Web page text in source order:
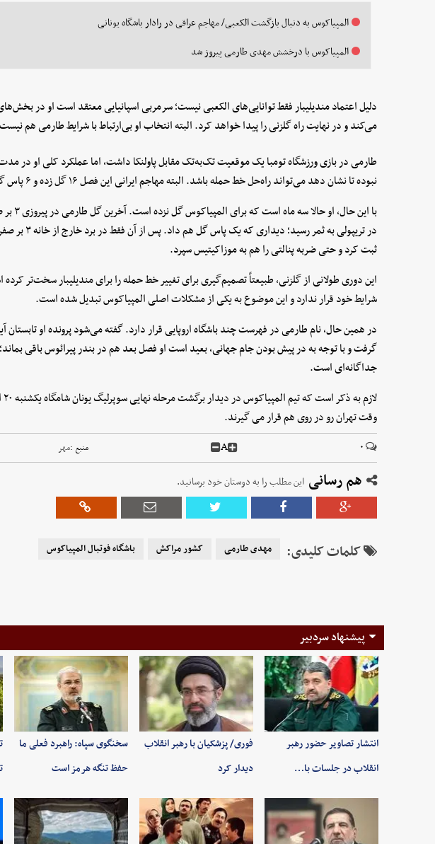
المپیاکوس به دنبال بازگشت الکعبی/ مهاجم عراقی در رادار باشگاه یونانی
المپیاکوس با درخشش مهدی طارمی پیروز شد
دلیل اعتماد مندیلیبار فقط توانایی‌های الکعبی نیست؛ سرمربی اسپانیایی معتقد است او در
می‌کند و در نهایت راه گلزنی را پیدا خواهد کرد. البته انتخاب او بی‌ارتباط با شرایط طارمی هم
طارمی در بازی ورزشگاه تومبا یک موقعیت تک‌به‌تک مقابل پاولنکا داشت، اما عملکرد کلی او در
نبوده تا نشان دهد می‌تواند راه‌حل خط حمله باشد. البته مهاجم ایرانی این فصل ۱۶ گل زده و ۶ پاس گل هم داده است.
با این
در تریپولی به ثمر
ثبت کرد و حتی ضربه پنالتی را هم به موزاکیتیس سپرد.
این دوری طولانی از گلزنی، طبیعتاً تصمیم‌گیری برای تغییر خط حمله را برای مندیلیبار سخت‌تر
شرایط خود قرار ندارد و این موضوع به یکی از مشکلات اصلی المپیاکوس تبدیل شده است.
در همین حال، نام طارمی در فهرست چند باشگاه اروپایی قرار دارد. گفته می‌شود پرونده او تابستان
گرفت و با توجه به در پیش بودن جام جهانی، بعید است او فصل بعد هم در بندر پیرائوس باقی
جداگانه‌ای است.
وقت تهران رو در روی هم قرار می گیرند.
۰ A منبع :مهر
هم رسانی این مطلب را به دوستان خود برسانید.
کلمات کلیدی: مهدی طارمی کشور مراکش باشگاه فوتبال المپیاکوس
پیشنهاد سردبیر
انتشار تصاویر حضور رهبر
انقلاب در جلسات با…
فوری/ پزشکیان با رهبر انقلاب
دیدار کرد
سخنگوی سپاه: راهبرد فعلی ما
حفظ تنگه هرمز است